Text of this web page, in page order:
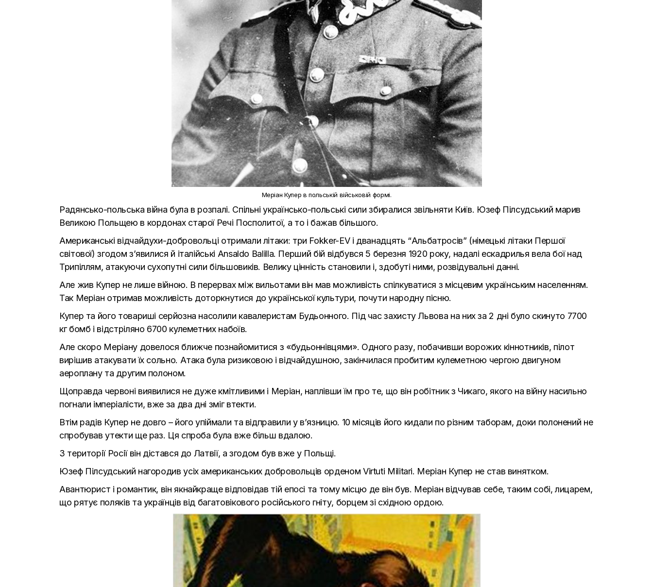
Меріан Купер в польській військовій формі.
Радянсько-польська війна була в розпалі. Спільні українсько-польські сили збиралися звільняти Київ. Юзеф Пілсудський марив
Великою Польщею в кордонах старої Речі Посполитої, а то і бажав більшого.
Американські відчайдухи-добровольці отримали літаки: три Fokker-EV і дванадцять “Альбатросів” (німецькі літаки Першої
світової) згодом з’явилися й італійські Ansaldo Balilla. Перший бій відбувся 5 березня 1920 року, надалі ескадрилья вела бої над
Трипіллям, атакуючи сухопутні сили більшовиків. Велику цінність становили і, здобуті ними, розвідувальні данні.
Але жив Купер не лише війною. В перервах між вильотами він мав можливість спілкуватися з місцевим українським населенням.
Так Меріан отримав можливість доторкнутися до української культури, почути народну пісню.
Купер та його товариші серйозна насолили кавалеристам Будьонного. Під час захисту Львова на них за 2 дні було скинуто 7700
кг бомб і відстріляно 6700 кулеметних набоїв.
Але скоро Меріану довелося ближче познайомитися з «будьоннівцями». Одного разу, побачивши ворожих кіннотників, пілот
вирішив атакувати їх сольно. Атака була ризиковою і відчайдушною, закінчилася пробитим кулеметною чергою двигуном
аероплану та другим полоном.
Щоправда червоні виявилися не дуже кмітливими і Меріан, наплівши їм про те, що він робітник з Чикаго, якого на війну насильно
погнали імперіалісти, вже за два дні зміг втекти.
Втім радів Купер не довго – його упіймали та відправили у в’язницю. 10 місяців його кидали по різним таборам, доки полонений не
спробував утекти ще раз. Ця спроба була вже більш вдалою.
З території Росії він дістався до Латвії, а згодом був вже у Польщі.
Юзеф Пілсудський нагородив усіх американських добровольців орденом Virtuti Militari. Меріан Купер не став винятком.
Авантюрист і романтик, він якнайкраще відповідав тій епосі та тому місцю де він був. Меріан відчував себе, таким собі, лицарем,
що рятує поляків та українців від багатовікового російського гніту, борцем зі східною ордою.